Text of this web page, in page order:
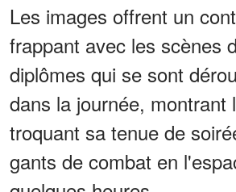
Les images offrent un
frappant avec les scènes
diplômes qui se sont
dans la journée, montrant
troquant sa tenue de
gants de combat en